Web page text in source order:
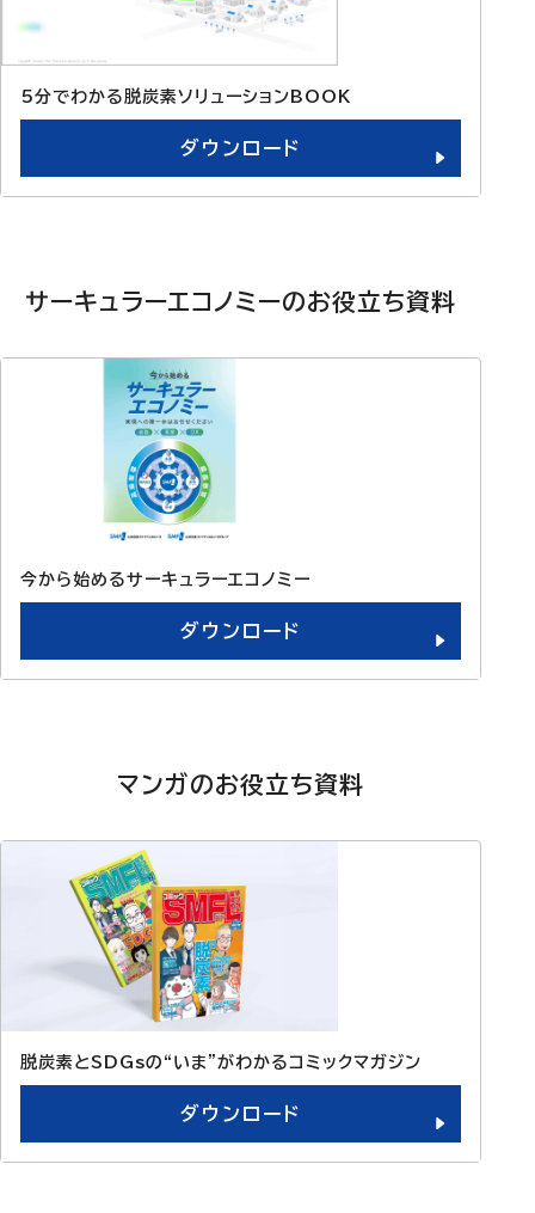
5分でわかる脱炭素ソリューションBOOK
ダウンロード
サーキュラーエコノミーのお役立ち資料
今から始めるサーキュラーエコノミー
ダウンロード
マンガのお役立ち資料
脱炭素とSDGsの“いま”がわかるコミックマガジン
ダウンロード